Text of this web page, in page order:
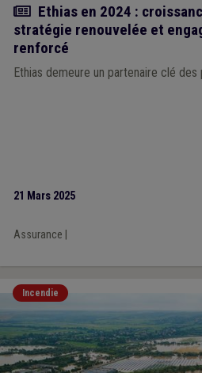
Actualité
Ethias en 2024 :
stratégie renouvelée et
renforcé
Ethias demeure un partenaire clé des
21 Mars 2025
Assurance
Incendie